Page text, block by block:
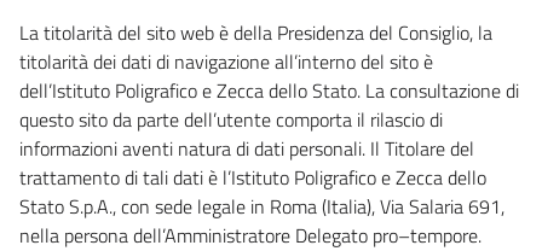
La titolarità del sito web è della Presidenza del Consiglio, la
titolarità dei dati di navigazione all’interno del sito è
dell’Istituto Poligrafico e Zecca dello Stato. La consultazione di
questo sito da parte dell’utente comporta il rilascio di
informazioni aventi natura di dati personali. Il Titolare del
trattamento di tali dati è l’Istituto Poligrafico e Zecca dello
Stato S.p.A., con sede legale in Roma (Italia), Via Salaria 691,
nella persona dell’Amministratore Delegato pro–tempore.